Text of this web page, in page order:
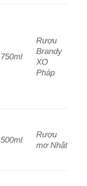
750ml
Rượu
Brandy
XO
Pháp
500ml
Rượu
mơ Nhật